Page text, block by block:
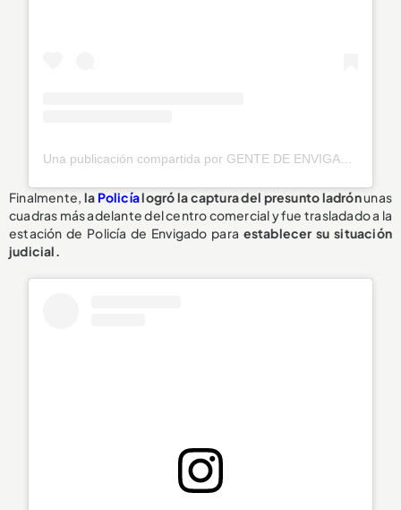
Finalmente, la Policíalogró la captura del presunto ladrónunas
cuadras más adelante del centro comercial y fue trasladado a la
estación de Policía de Envigado para establecer su situación
judicial.